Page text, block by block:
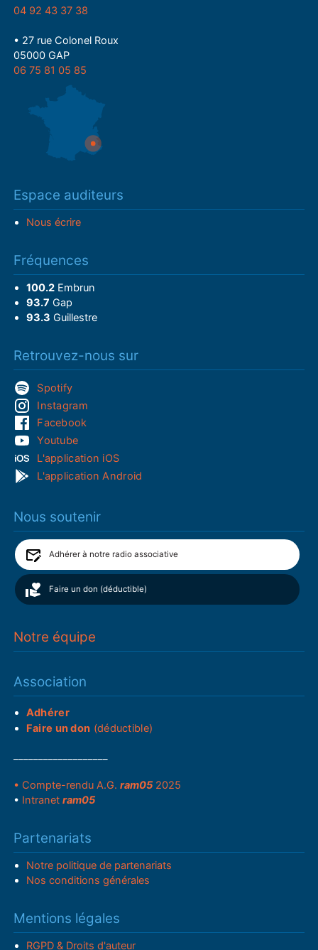
04 92 43 37 38
• 27 rue Colonel Roux
05000 GAP
06 75 81 05 85
Espace auditeurs
Nous écrire
Fréquences
100.2Embrun
93.7 Gap
93.3 Guillestre
Retrouvez-nous sur
Spotify
Instagram
Facebook
Youtube
L'application iOS
L'application Android
Nous soutenir
Adhérer à notre radio associative
Faire un don (déductible)
Notre équipe
Association
Adhérer
Faire un don (déductible)
• Compte-rendu A.G.ram05 2025
• Intranetram05
Partenariats
Notre politique de partenariats
Nos conditions générales
Mentions légales
RGPD & Droits d'auteur